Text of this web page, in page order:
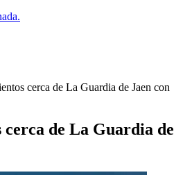
cerca de La Guardia de Jaen con
de La Guardia de